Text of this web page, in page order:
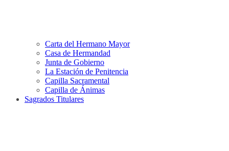
Carta del Hermano Mayor
Casa de Hermandad
Junta de Gobierno
La Estación de Penitencia
Capilla Sacramental
Capilla de Ánimas
Sagrados Titulares